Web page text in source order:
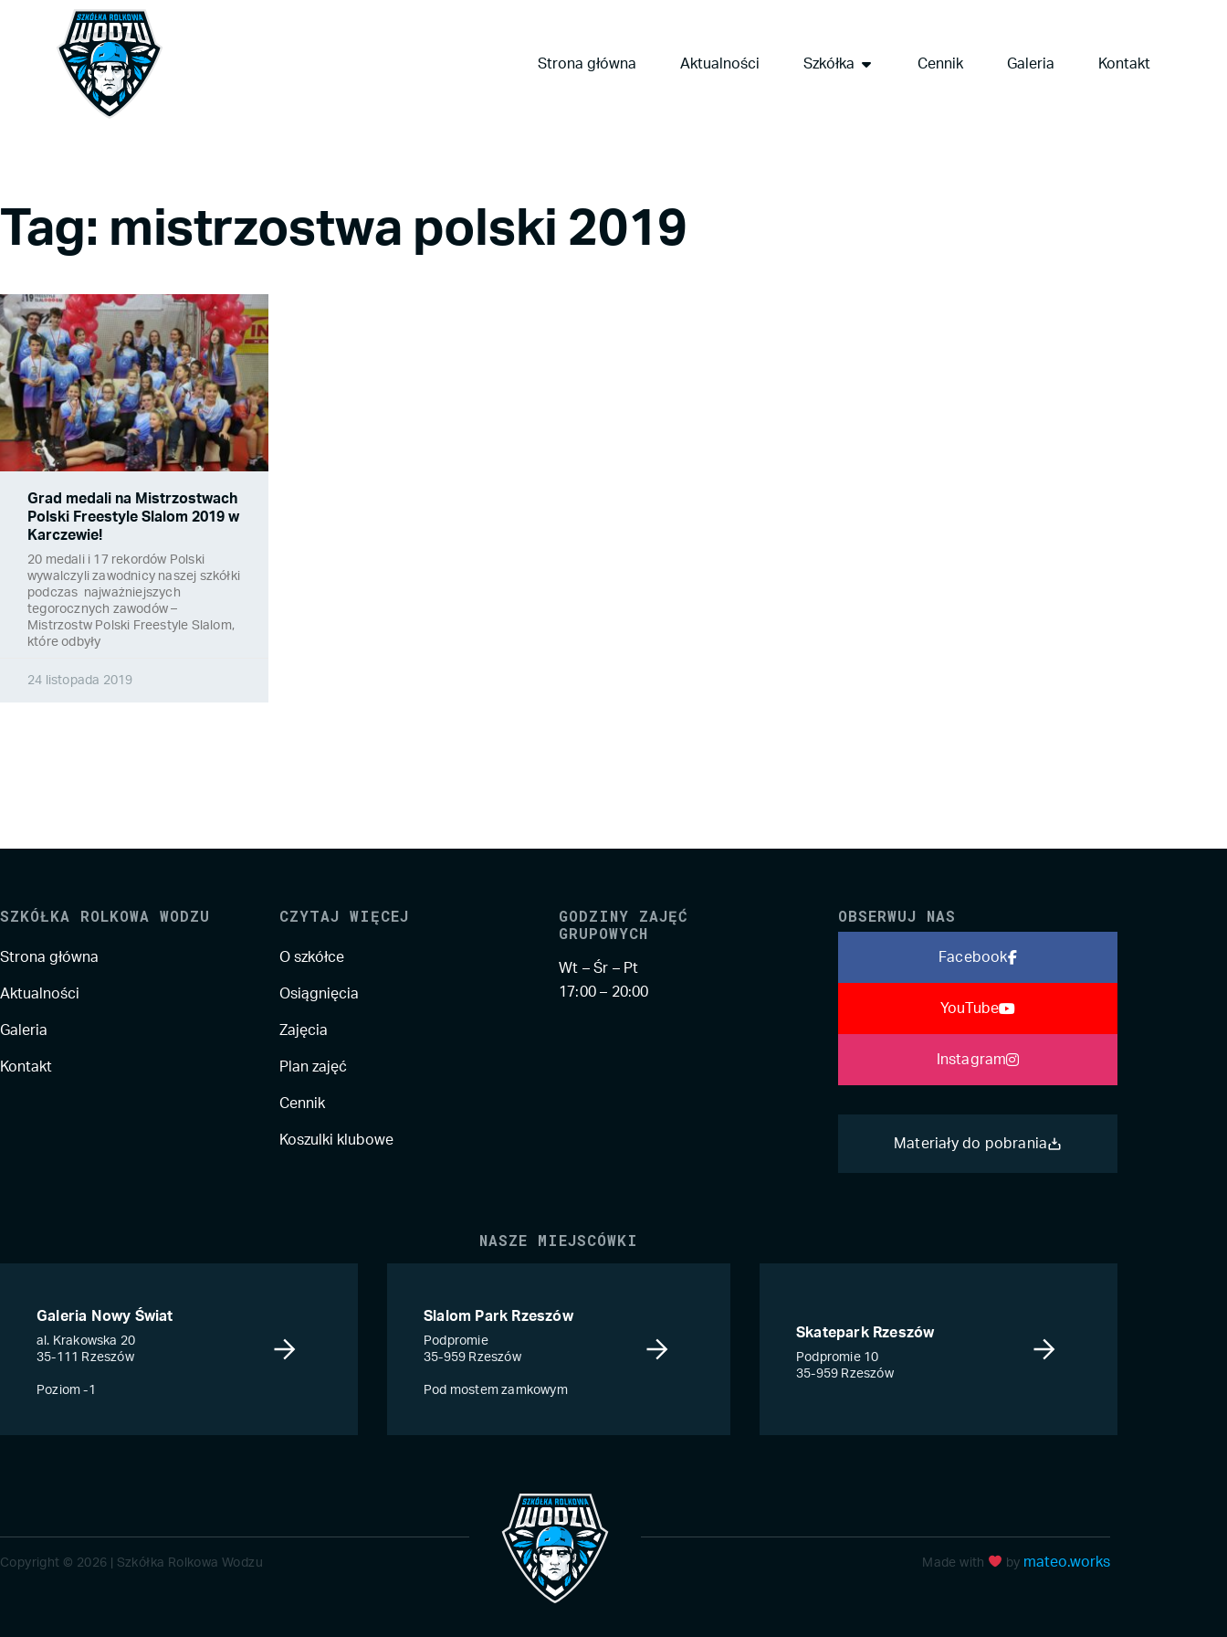
Strona główna Aktualności Szkółka Cennik Galeria Kontakt
Tag: mistrzostwa polski 2019
Grad medali na Mistrzostwach
Polski Freestyle Slalom 2019 w
Karczewie!
20 medali i 17 rekordów Polski
wywalczyli zawodnicy naszej szkółki
podczas najważniejszych
tegorocznych zawodów –
Mistrzostw Polski Freestyle Slalom,
które odbyły
24 listopada 2019
SZKÓŁKA ROLKOWA WODZU
Strona główna
Aktualności
Galeria
Kontakt
CZYTAJ WIĘCEJ
O szkółce
Osiągnięcia
Zajęcia
Plan zajęć
Cennik
Koszulki klubowe
GODZINY ZAJĘĆ
GRUPOWYCH
Wt – Śr – Pt
17:00 – 20:00
OBSERWUJ NAS
Facebook
YouTube
Instagram
Materiały do pobrania
NASZE MIEJSCÓWKI
Galeria Nowy Świat
al. Krakowska 20
35-111 Rzeszów
Poziom -1
Slalom Park Rzeszów
Podpromie
35-959 Rzeszów
Pod mostem zamkowym
Skatepark Rzeszów
Podpromie 10
35-959 Rzeszów
Copyright © 2026 | Szkółka Rolkowa Wodzu Made with by mateo.works